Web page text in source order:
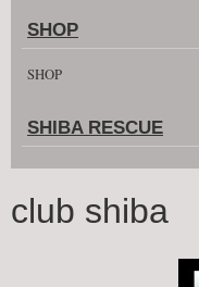
SHOP
SHOP
SHIBA RESCUE
club shiba